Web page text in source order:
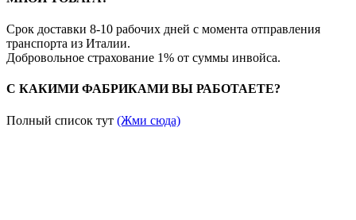
Срок доставки 8-10 рабочих дней с момента отправления
транспорта из Италии.
Добровольное страхование 1% от суммы инвойса.
С КАКИМИ ФАБРИКАМИ ВЫ РАБОТАЕТЕ?
Полный список тут (Жми сюда)